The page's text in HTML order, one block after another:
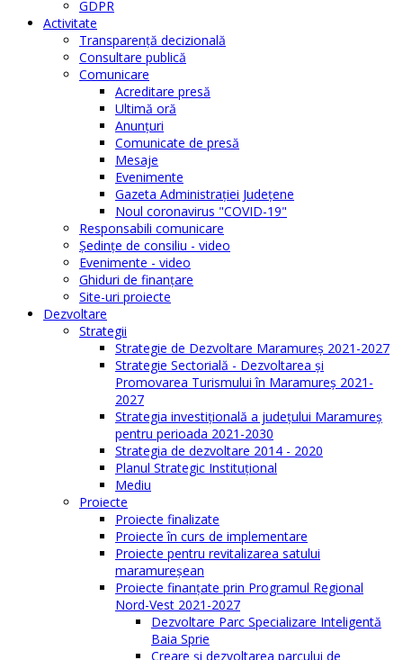
GDPR
Activitate
Transparenţă decizională
Consultare publică
Comunicare
Acreditare presă
Ultimă oră
Anunţuri
Comunicate de presă
Mesaje
Evenimente
Gazeta Administraţiei Judeţene
Noul coronavirus "COVID-19"
Responsabili comunicare
Şedinţe de consiliu - video
Evenimente - video
Ghiduri de finanţare
Site-uri proiecte
Dezvoltare
Strategii
Strategie de Dezvoltare Maramureș 2021-2027
Strategie Sectorială - Dezvoltarea și
Promovarea Turismului în Maramureș 2021-
2027
Strategia investiţională a județului Maramureș
pentru perioada 2021-2030
Strategia de dezvoltare 2014 - 2020
Planul Strategic Instituţional
Mediu
Proiecte
Proiecte finalizate
Proiecte în curs de implementare
Proiecte pentru revitalizarea satului
maramureşean
Proiecte finanțate prin Programul Regional
Nord-Vest 2021-2027
Dezvoltare Parc Specializare Inteligentă
Baia Sprie
Creare și dezvoltarea parcului de